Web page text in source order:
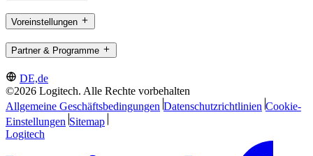
Voreinstellungen
Partner & Programme
DE,de
©2026 Logitech. Alle Rechte vorbehalten
Allgemeine Geschäftsbedingungen Datenschutzrichtlinien Cookie-
Einstellungen Sitemap
Logitech